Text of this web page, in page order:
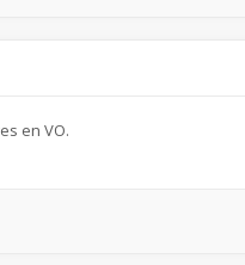
en VO.